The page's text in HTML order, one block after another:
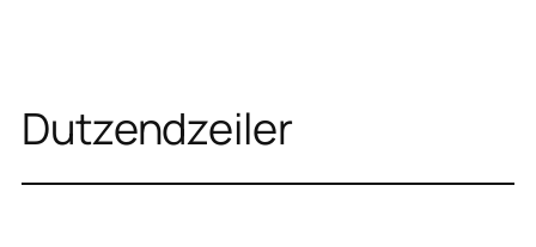
Dutzendzeiler